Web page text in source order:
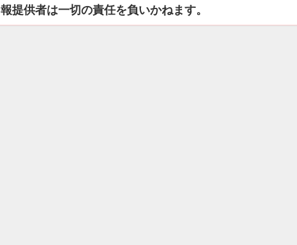
報提供者は一切の責任を負いかねます。